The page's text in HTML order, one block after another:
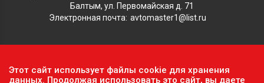
Балтым, ул. Первомайская д. 71
Электронная почта: avtomaster1@list.ru
Обратите внимание, что данный сайт носит исключительно
информационный характер и ни при каких условиях не
Этот сайт использует файлы cookie для хранения
данных. Продолжая использовать это сайт, вы даете